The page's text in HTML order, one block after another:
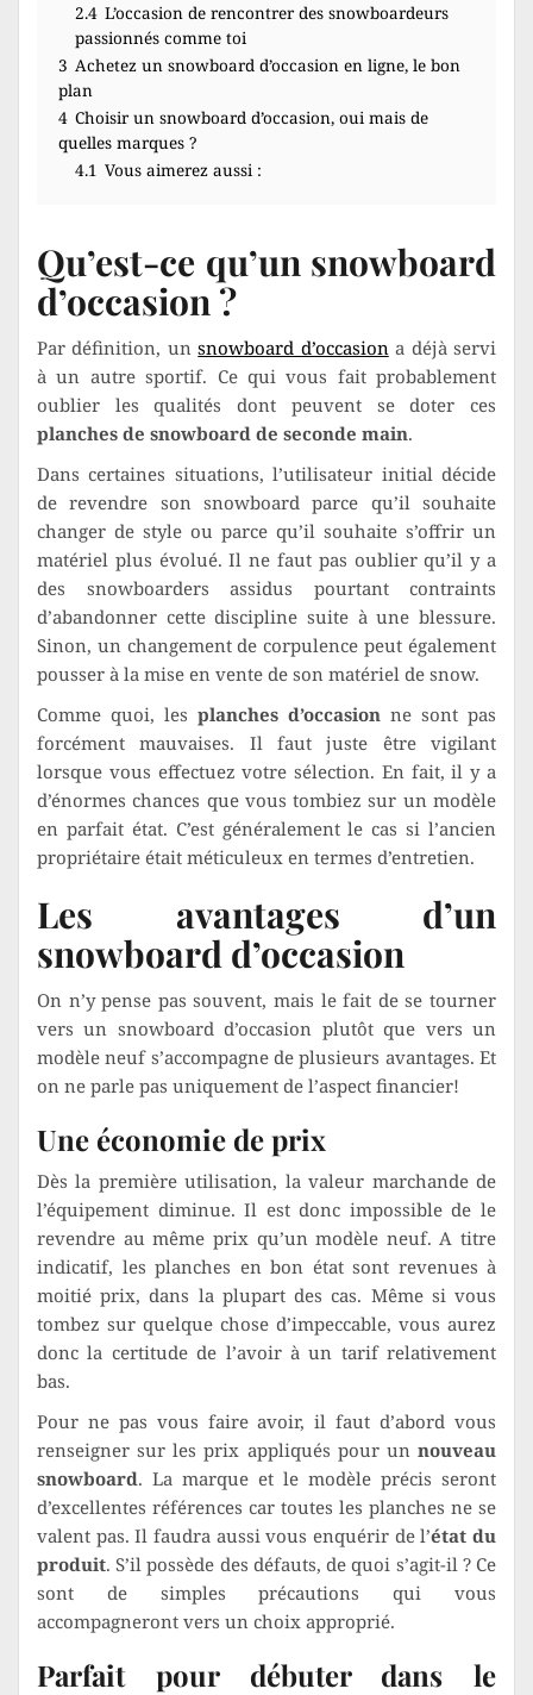
2.4 L’occasion de rencontrer des snowboardeurs
passionnés comme toi
3 Achetez un snowboard d’occasion en ligne, le bon
plan
4 Choisir un snowboard d’occasion, oui mais de
quelles marques ?
4.1 Vous aimerez aussi :
Qu’est-ce qu’un snowboard
d’occasion ?
Par définition, unsnowboard d’occasion a déjà servi
à un autre sportif. Ce qui vous fait probablement
oublier les qualités dont peuvent se doter ces
planches de snowboard de seconde main.
Dans certaines situations, l’utilisateur initial décide
de revendre son snowboard parce qu’il souhaite
changer de style ou parce qu’il souhaite s’offrir un
matériel plus évolué. Il ne faut pas oublier qu’il y a
des snowboarders assidus pourtant contraints
d’abandonner cette discipline suite à une blessure.
Sinon, un changement de corpulence peut également
pousser à la mise en vente de son matériel de snow.
Comme quoi, les planches d’occasion ne sont pas
forcément mauvaises. Il faut juste être vigilant
lorsque vous effectuez votre sélection. En fait, il y a
d’énormes chances que vous tombiez sur un modèle
en parfait état. C’est généralement le cas si l’ancien
propriétaire était méticuleux en termes d’entretien.
Les avantages d’un
snowboard d’occasion
On n’y pense pas souvent, mais le fait de se tourner
vers un snowboard d’occasion plutôt que vers un
modèle neuf s’accompagne de plusieurs avantages. Et
on ne parle pas uniquement de l’aspect financier!
Une économie de prix
Dès la première utilisation, la valeur marchande de
l’équipement diminue. Il est donc impossible de le
revendre au même prix qu’un modèle neuf. A titre
indicatif, les planches en bon état sont revenues à
moitié prix, dans la plupart des cas. Même si vous
tombez sur quelque chose d’impeccable, vous aurez
donc la certitude de l’avoir à un tarif relativement
bas.
Pour ne pas vous faire avoir, il faut d’abord vous
renseigner sur les prix appliqués pour un nouveau
snowboard. La marque et le modèle précis seront
d’excellentes références car toutes les planches ne se
valent pas. Il faudra aussi vous enquérir de l’état du
produit. S’il possède des défauts, de quoi s’agit-il ? Ce
sont de simples précautions qui vous
accompagneront vers un choix approprié.
Parfait pour débuter dans le